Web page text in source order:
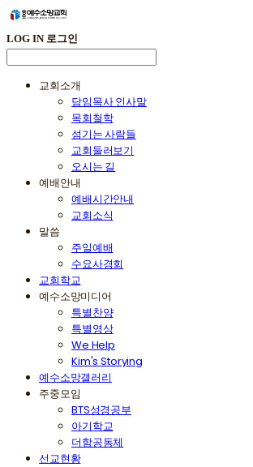
LOG IN 로그인
교회소개
담임목사 인사말
목회철학
섬기는 사람들
교회둘러보기
오시는 길
예배안내
예배시간안내
교회소식
말씀
주일예배
수요사경회
교회학교
예수소망미디어
특별찬양
특별영상
We Help
Kim's Storying
예수소망갤러리
주중모임
BTS성경공부
아기학교
더함공동체
선교현황